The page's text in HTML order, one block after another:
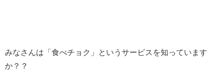
みなさんは「食べチョク」というサービスを知っています
か？？